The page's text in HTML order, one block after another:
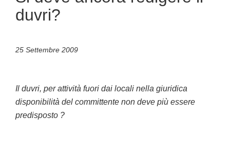
duvri?
25 Settembre 2009
Il duvri, per attività fuori dai locali nella giuridica
disponibilità del committente non deve più essere
predisposto ?